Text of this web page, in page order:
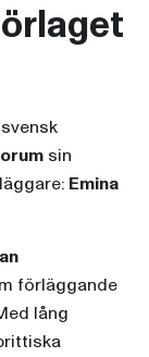
sin
Emina
förläggande
lång